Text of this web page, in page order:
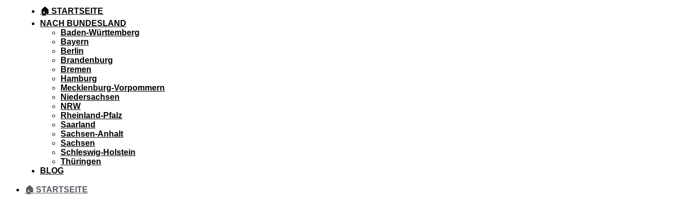
🏠 STARTSEITE
NACH BUNDESLAND
Baden-Württemberg
Bayern
Berlin
Brandenburg
Bremen
Hamburg
Mecklenburg-Vorpommern
Niedersachsen
NRW
Rheinland-Pfalz
Saarland
Sachsen-Anhalt
Sachsen
Schleswig-Holstein
Thüringen
BLOG
🏠 STARTSEITE